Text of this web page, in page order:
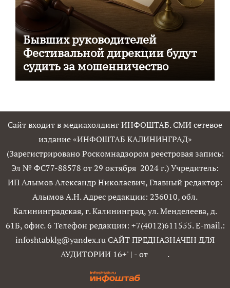
Бывших руководителей
Фестивальной дирекции будут
судить за мошенничество
Сайт входит в медиахолдинг ИНФОШТАБ. СМИ сетевое
издание «ИНФОШТАБ КАЛИНИНГРАД»
(Зарегистрировано Роскомнадзором реестровая запись:
Эл № ФС77-88578 от 29 октября 2024 г.) Учредитель:
ИП Алымов Александр Николаевич, Главный редактор:
Алымов А.Н. Адрес редакции: 236010, обл.
Калининградская, г. Калининград, ул. Менделеева, д.
61Б, офис. 6 Телефон редакции: +7(4012)611555. E-mail.:
infoshtabklg@yandex.ru САЙТ ПРЕДНАЗНАЧЕН ДЛЯ
АУДИТОРИИ 16+' | - от .